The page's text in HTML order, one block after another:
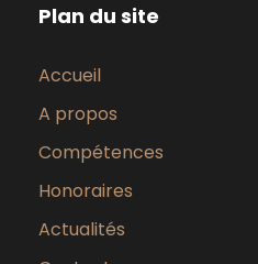
Plan du site
Accueil
A propos
Compétences
Honoraires
Actualités